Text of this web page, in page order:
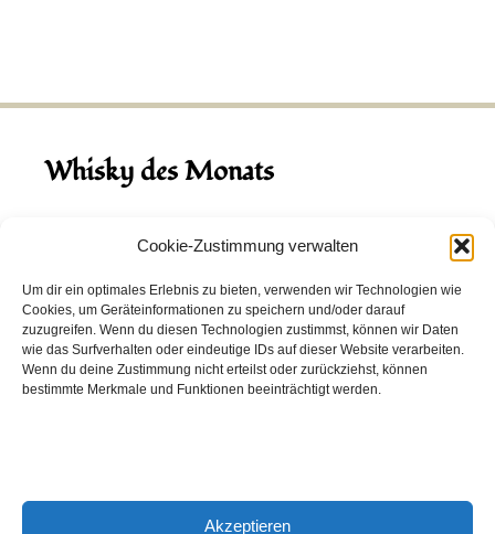
Cookie-Zustimmung verwalten
Um dir ein optimales Erlebnis zu bieten, verwenden wir Technologien wie
Cookies, um Geräteinformationen zu speichern und/oder darauf
zuzugreifen. Wenn du diesen Technologien zustimmst, können wir Daten
wie das Surfverhalten oder eindeutige IDs auf dieser Website verarbeiten.
Wenn du deine Zustimmung nicht erteilst oder zurückziehst, können
bestimmte Merkmale und Funktionen beeinträchtigt werden.
Akzeptieren
Whisky des Monats
August 2026
Hinch Double Wood
Destillerie:Hinch(Irland)
Single Malt, 43.0%
Peated: Nein